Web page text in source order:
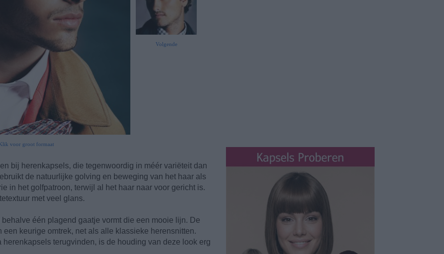
Klik voor groot formaat
Volgende
bij herenkapsels, die tegenwoordig in méér variëteit dan
de natuurlijke golving en beweging van het haar als
in het golfpatroon, terwijl al het haar naar voor gericht is.
met veel glans.
één plagend gaatje vormt die een mooie lijn. De
keurige omtrek, net als alle klassieke herensnitten.
terugvinden, is de houding van deze look erg